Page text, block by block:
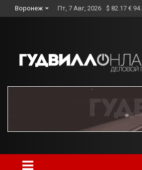
to
Воронеж Пт, 7 Авг, 2026 $ 82.17 €